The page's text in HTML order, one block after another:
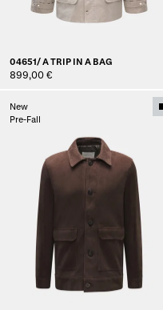
04651/ A TRIP IN A BAG
899,00 €
New
Pre-Fall